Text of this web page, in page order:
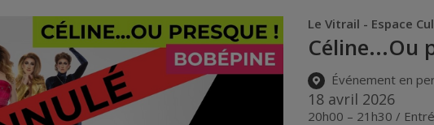
Le Vitrail - Espace
Céline...Ou
Événement en
18 avril 2026
20h00 – 21h30 /